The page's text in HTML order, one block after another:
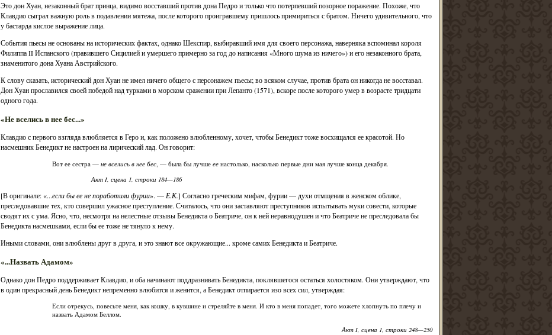
Это дон Хуан, незаконный брат принца, видимо восставший против дона Педро и только что потерпевший позорное поражение. Похоже, что
Клавдио сыграл важную роль в подавлении мятежа, после которого проигравшему пришлось примириться с братом. Ничего удивительного, что
у бастарда кислое выражение лица.
События пьесы не основаны на исторических фактах, однако Шекспир, выбиравший имя для своего персонажа, наверняка вспоминал короля
Филиппа II Испанского (правившего Сицилией и умершего примерно за год до написания «Много шума из ничего») и его незаконного брата,
знаменитого дона Хуана Австрийского.
К слову сказать, исторический дон Хуан не имел ничего общего с персонажем пьесы; во всяком случае, против брата он никогда не восставал.
Дон Хуан прославился своей победой над турками в морском сражении при Лепанто (1571), вскоре после которого умер в возрасте тридцати
одного года.
«Не вселись в нее бес...»
Клавдио с первого взгляда влюбляется в Геро и, как положено влюбленному, хочет, чтобы Бенедикт тоже восхищался ее красотой. Но
насмешник Бенедикт не настроен на лирический лад. Он говорит:
Вот ее сестра — не вселись в нее бес, — была бы лучше еенастолько, насколько первые дни мая лучше конца декабря.
Акт I, сцена 1, строки 184—186
[В оригинале: «...если бы ее не поработили фурии». — Е.К.] Согласно греческим мифам, фурии — духи отмщения в женском облике,
преследовавшие тех, кто совершил ужасное преступление. Считалось, что они заставляют преступников испытывать муки совести, которые
сводят их с ума. Ясно, что, несмотря на нелестные отзывы Бенедикта о Беатриче, он к ней неравнодушен и что Беатриче не преследовала бы
Бенедикта насмешками, если бы ее тоже не тянуло к нему.
Иными словами, они влюблены друг в друга, и это знают все окружающие... кроме самих Бенедикта и Беатриче.
«...Назвать Адамом»
Однако дон Педро поддерживает Клавдио, и оба начинают поддразнивать Бенедикта, поклявшегося остаться холостяком. Они утверждают, что
в один прекрасный день Бенедикт непременно влюбится и женится, а Бенедикт отпирается изо всех сил, утверждая:
Если отрекусь, повесьте меня, как кошку, в кувшине и стреляйте в меня. И кто в меня попадет, того можете хлопнуть по плечу и
назвать Адамом Беллом.
Акт I, сцена 1, строки 248—250